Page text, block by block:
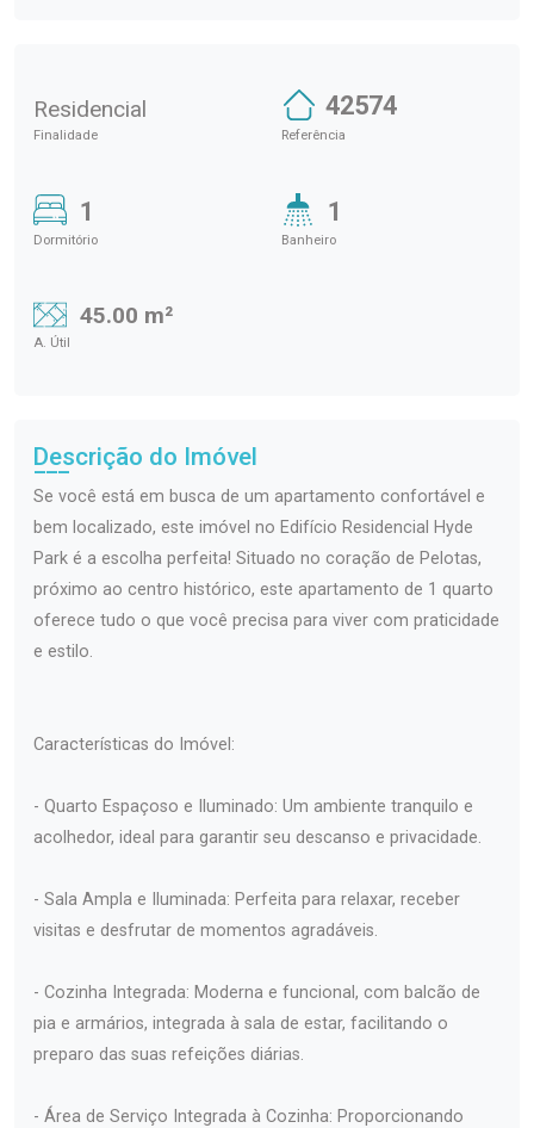
Residencial
Finalidade
42574
Referência
1
Dormitório
1
Banheiro
45.00 m²
A. Útil
Descrição do Imóvel
Se você está em busca de um apartamento confortável e
bem localizado, este imóvel no Edifício Residencial Hyde
Park é a escolha perfeita! Situado no coração de Pelotas,
próximo ao centro histórico, este apartamento de 1 quarto
oferece tudo o que você precisa para viver com praticidade
e estilo.
Características do Imóvel:
- Quarto Espaçoso e Iluminado: Um ambiente tranquilo e
acolhedor, ideal para garantir seu descanso e privacidade.
- Sala Ampla e Iluminada: Perfeita para relaxar, receber
visitas e desfrutar de momentos agradáveis.
- Cozinha Integrada: Moderna e funcional, com balcão de
pia e armários, integrada à sala de estar, facilitando o
preparo das suas refeições diárias.
- Área de Serviço Integrada à Cozinha: Proporcionando